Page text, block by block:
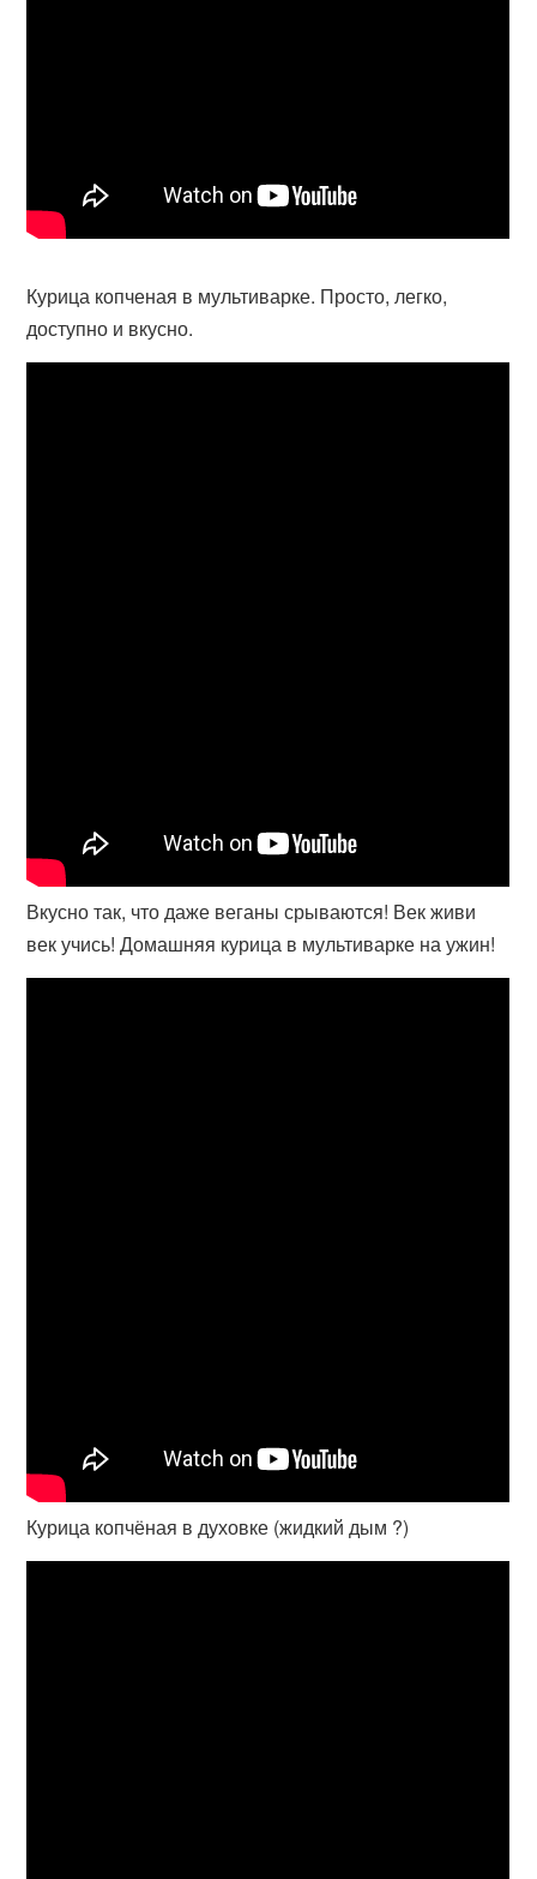
Курица копченая в мультиварке. Просто, легко,
доступно и вкусно.
Вкусно так, что даже веганы срываются! Век живи
век учись! Домашняя курица в мультиварке на ужин!
Курица копчёная в духовке (жидкий дым ?)